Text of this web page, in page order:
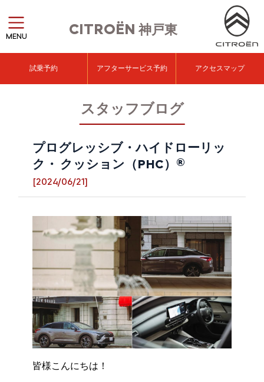
CITROËN神戸東
MENU
試乗予約 アフターサービス予約 アクセスマップ
スタッフブログ
プログレッシブ・ハイドローリッ
ク・ クッション（PHC）®
[2024/06/21]
皆様こんにちは！